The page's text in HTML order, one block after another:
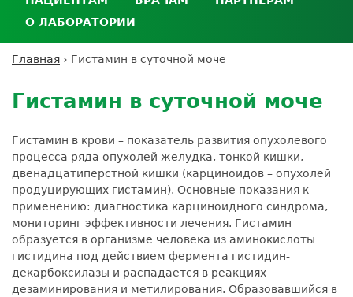
Анализы и цены
Где сдать анализы
Выезд на дом
Расшифровка анализов
Личный кабинет пациента
Дисконтная программа
Обратная связь
безопасности пациентов
Налоговый вычет
Сотрудничество
лабораторию
кабинет
Экскурсия в
О ЛАБОРАТОРИИ
Вакансии
здесь
Главная › Гистамин в суточной моче
to
top
Гистамин в суточной моче
Гистамин в крови – показатель развития опухолевого
процесса ряда опухолей желудка, тонкой кишки,
двенадцатиперстной кишки (карциноидов – опухолей
продуцирующих гистамин). Основные показания к
применению: диагностика карциноидного синдрома,
мониторинг эффективности лечения. Гистамин
образуется в организме человека из аминокислоты
гистидина под действием фермента гистидин-
декарбоксилазы и распадается в реакциях
дезаминирования и метилирования. Образовавшийся в